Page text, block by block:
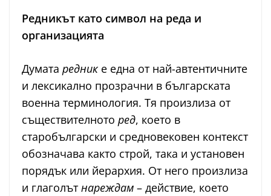
Редникът като символ на реда и
организацията
Думата реднике една от най-автентичните
и лексикално прозрачни в българската
военна терминология. Тя произлиза от
съществителното ред, което в
старобългарски и средновековен контекст
обозначава както строй, така и установен
порядък или йерархия. От него произлиза
и глаголътнареждам – действие, което